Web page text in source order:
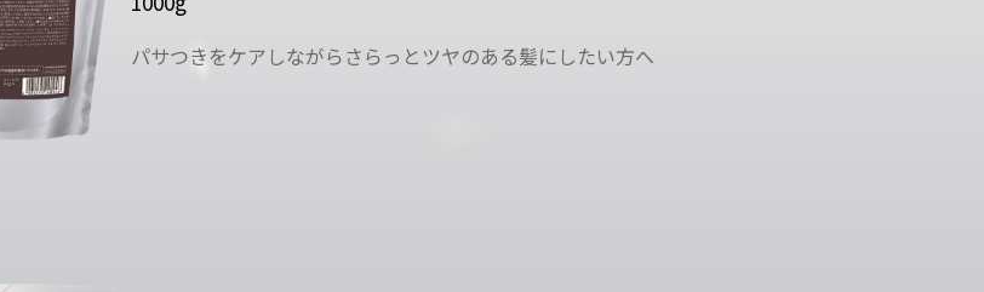
パサつきをケアしながらさらっとツヤのある髪にしたい方へ